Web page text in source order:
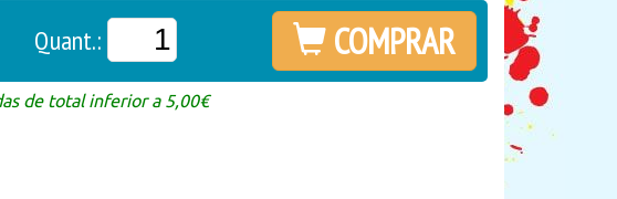
Quant.: COMPRAR
de total inferior a 5,00€